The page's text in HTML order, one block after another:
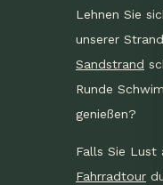
Lehnen Sie
unserer
Sandstrand
Runde
genießen?
Falls Sie Lust
Fahrradtour